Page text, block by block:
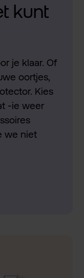
kunt
je klaar. Of
oortjes,
Kies
-ie weer
we niet